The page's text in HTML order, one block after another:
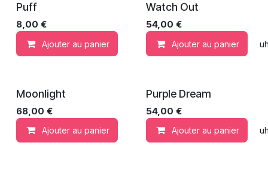
Puff
8,00 €
Ajouter au panier Ajouter à la liste de
Best Seller
Watch Out
54,00 €
Ajouter au panier
Nouveau !
Moonlight
68,00 €
Ajouter au panier Ajouter à la liste de
Purple Dream
54,00 €
Ajouter au panier